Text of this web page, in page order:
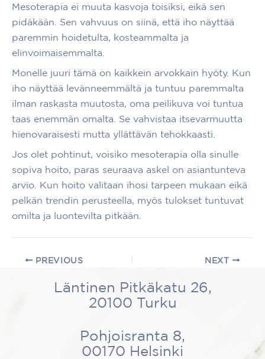
Mesoterapia ei muuta kasvoja toisiksi, eikä sen
pidäkään. Sen vahvuus on siinä, että iho näyttää
paremmin hoidetulta, kosteammalta ja
elinvoimaisemmalta.
Monelle juuri tämä on kaikkein arvokkain hyöty. Kun
iho näyttää levänneemmältä ja tuntuu paremmalta
ilman raskasta muutosta, oma peilikuva voi tuntua
taas enemmän omalta. Se vahvistaa itsevarmuutta
hienovaraisesti mutta yllättävän tehokkaasti.
Jos olet pohtinut, voisiko mesoterapia olla sinulle
sopiva hoito, paras seuraava askel on asiantunteva
arvio. Kun hoito valitaan ihosi tarpeen mukaan eikä
pelkän trendin perusteella, myös tulokset tuntuvat
omilta ja luontevilta pitkään.
PREVIOUS NEXT
Läntinen Pitkäkatu 26,
20100 Turku
Pohjoisranta 8,
00170 Helsinki